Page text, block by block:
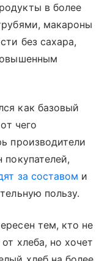
в более
макароны
без сахара,
как базовый
чего
производители
за составом и
пользу.
тем, кто не
хлеба, но хочет